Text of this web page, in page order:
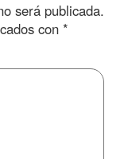
será publicada.
con *